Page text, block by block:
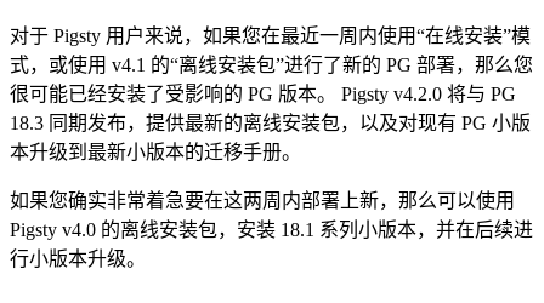
对于 Pigsty 用户来说，如果您在最近一周内使用“在线安装”模
式，或使用 v4.1 的“离线安装包”进行了新的 PG 部署，那么您
很可能已经安装了受影响的 PG 版本。 Pigsty v4.2.0 将与 PG
18.3 同期发布，提供最新的离线安装包，以及对现有 PG 小版
本升级到最新小版本的迁移手册。
如果您确实非常着急要在这两周内部署上新，那么可以使用
Pigsty v4.0 的离线安装包，安装 18.1 系列小版本，并在后续进
行小版本升级。